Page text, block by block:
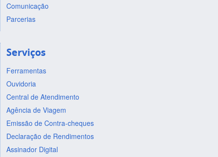
Comunicação
Parcerias
Serviços
Ferramentas
Ouvidoria
Central de Atendimento
Agência de Viagem
Emissão de Contra-cheques
Declaração de Rendimentos
Assinador Digital